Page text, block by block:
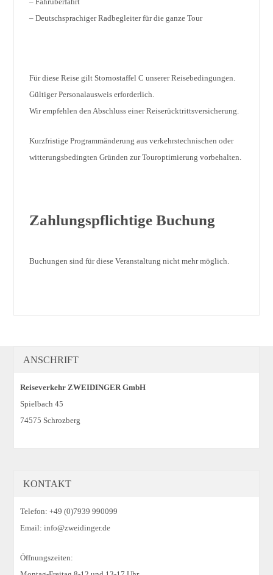
– Deutschsprachiger Radbegleiter für die ganze Tour
Für diese Reise gilt Stornostaffel C unserer Reisebedingungen.
Gültiger Personalausweis erforderlich.
Wir empfehlen den Abschluss einer Reiserücktrittsversicherung.
Kurzfristige Programmänderung aus verkehrstechnischen oder
witterungsbedingten Gründen zur Touroptimierung vorbehalten.
Zahlungspflichtige Buchung
Buchungen sind für diese Veranstaltung nicht mehr möglich.
ANSCHRIFT
Reiseverkehr ZWEIDINGER GmbH
Spielbach 45
74575 Schrozberg
KONTAKT
Telefon: +49 (0)7939 990099
Email: info@zweidinger.de
Öffnungszeiten: